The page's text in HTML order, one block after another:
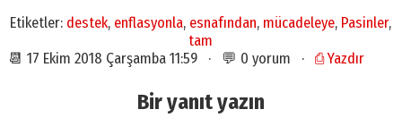
Etiketler: destek, enflasyonla, esnafından, mücadeleye, Pasinler,
tam
📆 17 Ekim 2018 Çarşamba 11:59 · 💬 0 yorum · ⎙ Yazdır
Bir yanıt yazın